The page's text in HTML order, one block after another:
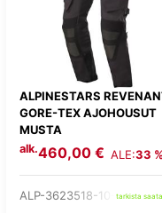
ALPINESTARS
GORE-TEX AJOHOUSUT
MUSTA
alk.460,00 € ALE:33 %
ALP-3623518-10- tarkista